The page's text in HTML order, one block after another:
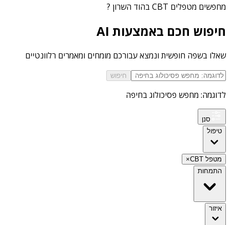
מחפשים מטפלים CBT בהוד השרון ?
חיפוש חכם באמצעות AI
שאלו בשפה חופשית ונמצא עבורכם מומחים ומאמרים רלוונטיים
חיפוש
לדוגמה: מחפש פסיכולוג בחיפה
סנן
טיפול
מטפל CBT
×
התמחות
איזור